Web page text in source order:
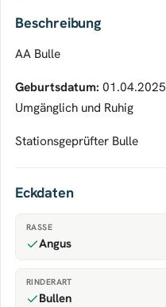
Beschreibung
AA Bulle
Geburtsdatum: 01.04.2025
Umgänglich und Ruhig
Stationsgeprüfter Bulle
Eckdaten
RASSE
Angus
RINDERART
Bullen